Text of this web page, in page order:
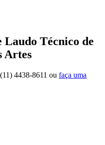
Laudo Técnico de
Artes
(11) 4438-8611 ou faça uma